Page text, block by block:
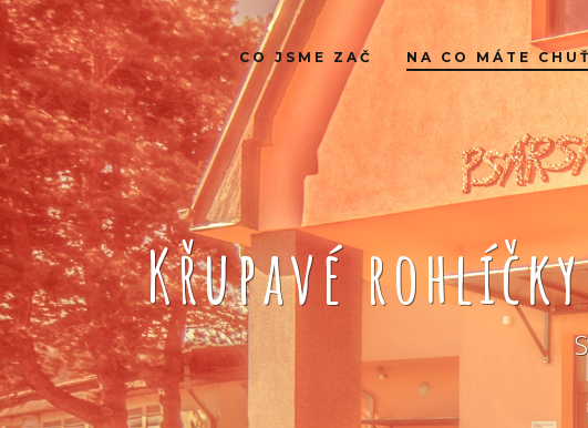
CO JSME ZAČ NA CO MÁTE CHUŤ
Křupavé